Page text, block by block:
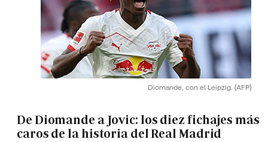
Diomande, con el Leipzig. (AFP)
De Diomande a Jovic: los diez fichajes más
caros de la historia del Real Madrid